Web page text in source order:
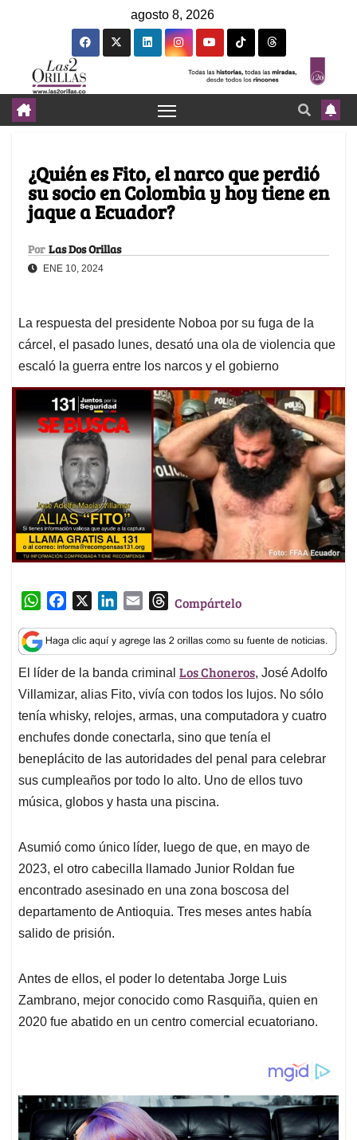
agosto 8, 2026
¿Quién es Fito, el narco que perdió
su socio en Colombia y hoy tiene en
jaque a Ecuador?
Por Las Dos Orillas
ENE 10, 2024
La respuesta del presidente Noboa por su fuga de la
cárcel, el pasado lunes, desató una ola de violencia que
escaló la guerra entre los narcos y el gobierno
W
a
t
s
A
p
p
c
e
b
o
o
k
n
k
e
d
I
n
a
i
l
T
r
e
a
d
s
Compártelo
El líder de la banda criminal Los Choneros, José Adolfo
Villamizar, alias Fito, vivía con todos los lujos. No sólo
tenía whisky, relojes, armas, una computadora y cuatro
enchufes donde conectarla, sino que tenía el
beneplácito de las autoridades del penal para celebrar
sus cumpleaños por todo lo alto. Uno de ellos tuvo
música, globos y hasta una piscina.
Asumió como único líder, luego de que, en mayo de
2023, el otro cabecilla llamado Junior Roldan fue
encontrado asesinado en una zona boscosa del
departamento de Antioquia. Tres meses antes había
salido de prisión.
Antes de ellos, el poder lo detentaba Jorge Luis
Zambrano, mejor conocido como Rasquiña, quien en
2020 fue abatido en un centro comercial ecuatoriano.